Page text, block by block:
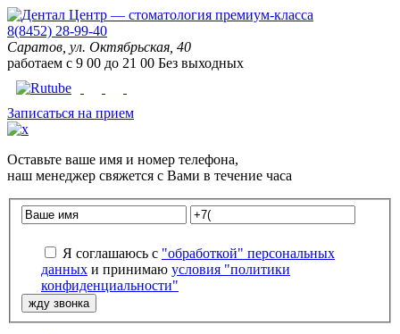
8(8452) 28-99-40
Саратов, ул. Октябрьская, 40
работаем с 9 00 до 21 00 Без выходных
Записаться на прием
Оставьте ваше имя и номер телефона,
наш менеджер свяжется с Вами в течение часа
Я соглашаюсь с "обработкой" персональных
данных и принимаю условия "политики
конфиденциальности"